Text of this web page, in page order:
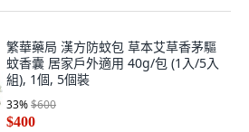
繁華藥局 漢方防蚊包 草本艾草香茅驅
蚊香囊 居家戶外適用 40g/包 (1入/5入
組), 1個, 5個裝
33%$600
$400